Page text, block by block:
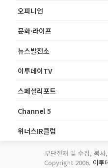
오피니언
문화·라이프
뉴스발전소
이투데이TV
스페셜리포트
Channel 5
위너스IR클럽
무단전재 및 수집, 복
Copyright 2006. 이투